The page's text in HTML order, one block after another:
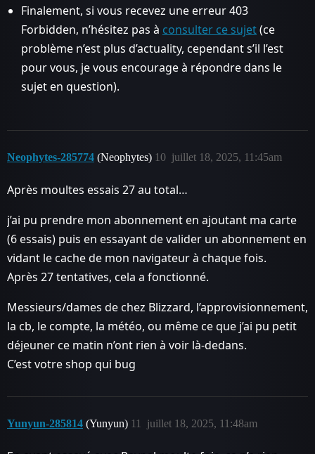
Finalement, si vous recevez une erreur 403
Forbidden, n’hésitez pas à consulter ce sujet(ce
problème n’est plus d’actuality, cependant s’il l’est
pour vous, je vous encourage à répondre dans le
sujet en question).
Neophytes-285774 (Neophytes) juillet 18, 2025, 11:45am
10
Après moultes essais 27 au total…
j’ai pu prendre mon abonnement en ajoutant ma carte
(6 essais) puis en essayant de valider un abonnement en
vidant le cache de mon navigateur à chaque fois.
Après 27 tentatives, cela a fonctionné.
Messieurs/dames de chez Blizzard, l’approvisionnement,
la cb, le compte, la météo, ou même ce que j’ai pu petit
déjeuner ce matin n’ont rien à voir là-dedans.
C’est votre shop qui bug
Yunyun-285814 (Yunyun) juillet 18, 2025, 11:48am
11